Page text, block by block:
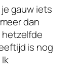
gauw iets
dan
hetzelfde
is nog